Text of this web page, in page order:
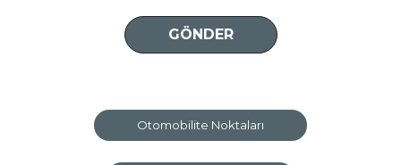
Otomobilite Noktaları